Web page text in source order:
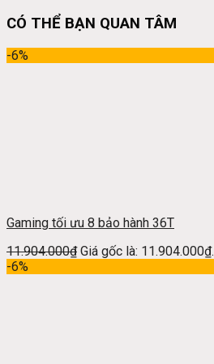
CÓ THỂ BẠN QUAN TÂM
-6%
Gaming tối ưu 8 bảo hành 36T
11.904.000₫ Giá gốc là: 11.904.000₫.
-6%